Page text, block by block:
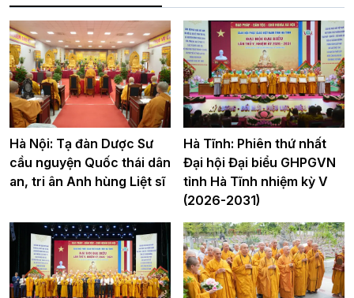
Hà Nội: Tạ đàn Dược Sư
cầu nguyện Quốc thái dân
an, tri ân Anh hùng Liệt sĩ
Hà Tĩnh: Phiên thứ nhất
Đại hội Đại biểu GHPGVN
tỉnh Hà Tĩnh nhiệm kỳ V
(2026-2031)